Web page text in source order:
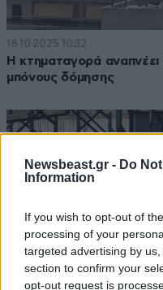
Newsbeast.gr - Do
Information
If you wish to opt-out of
processing of your
targeted advertising by
section to confirm your
opt-out request is
18·10·2025 10:32
Η κτηματαγορά αναπνέει
μπόνους δόμησης